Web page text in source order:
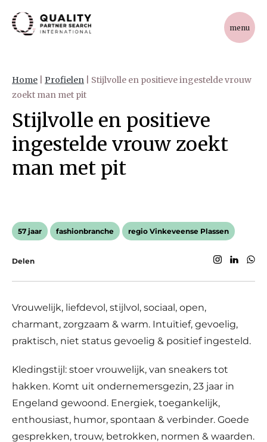
menu
Home Profielen
Stijlvolle en positieve ingestelde vrouw
zoekt man met pit
Stijlvolle en positieve
ingestelde vrouw zoekt
man met pit
57 jaar fashionbranche regio Vinkeveense Plassen
Delen
Vrouwelijk, liefdevol, stijlvol, sociaal, open,
charmant, zorgzaam & warm. Intuïtief, gevoelig,
praktisch, niet status gevoelig & positief ingesteld.
Kledingstijl: stoer vrouwelijk, van sneakers tot
hakken. Komt uit ondernemersgezin, 23 jaar in
Engeland gewoond. Energiek, toegankelijk,
enthousiast, humor, spontaan & verbinder. Goede
gesprekken, trouw, betrokken, normen & waarden.